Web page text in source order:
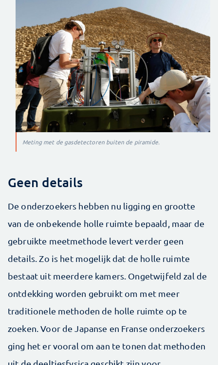
Meting met de gasdetectoren buiten de piramide.
Geen details
De onderzoekers hebben nu ligging en grootte
van de onbekende holle ruimte bepaald, maar de
gebruikte meetmethode levert verder geen
details. Zo is het mogelijk dat de holle ruimte
bestaat uit meerdere kamers. Ongetwijfeld zal de
ontdekking worden gebruikt om met meer
traditionele methoden de holle ruimte op te
zoeken. Voor de Japanse en Franse onderzoekers
ging het er vooral om aan te tonen dat methoden